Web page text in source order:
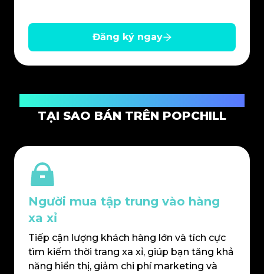
Đăng ký ngay
TẠI SAO BÁN TRÊN POPCHILL
Người mua tập trung vào hàng
xa xỉ
Tiếp cận lượng khách hàng lớn và tích cực
tìm kiếm thời trang xa xỉ, giúp bạn tăng khả
năng hiển thị, giảm chi phí marketing và